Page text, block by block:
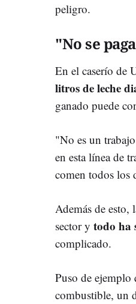
peligro.
"No se
En el caserío de
litros de leche
ganado puede
"No es un
en esta línea de
comen todos los
Además de esto,
sector y todo ha
complicado.
Puso de ejemplo
combustible, un